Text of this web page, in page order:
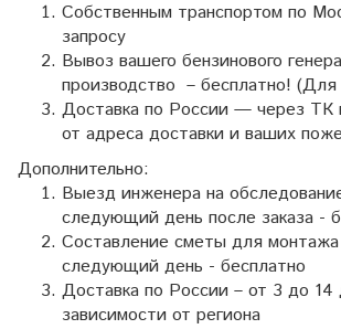
Собственным транспортом по
запросу
Вывоз вашего бензинового
производство – бесплатно!
Доставка по России — через ТК
от адреса доставки и ваших
Дополнительно:
Выезд инженера на
следующий день после заказа -
Составление сметы для
следующий день - бесплатно
Доставка по России – от 3 до 14
зависимости от региона